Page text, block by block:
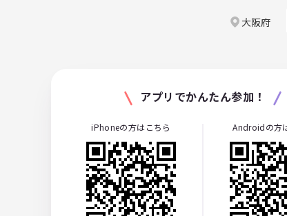
大阪府
アプリでかんたん参加！
iPhoneの方はこちら Androidの方